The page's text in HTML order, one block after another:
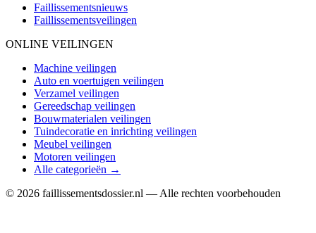
Faillissementsnieuws
Faillissementsveilingen
ONLINE VEILINGEN
Machine veilingen
Auto en voertuigen veilingen
Verzamel veilingen
Gereedschap veilingen
Bouwmaterialen veilingen
Tuindecoratie en inrichting veilingen
Meubel veilingen
Motoren veilingen
Alle categorieën →
© 2026 faillissementsdossier.nl — Alle rechten voorbehouden